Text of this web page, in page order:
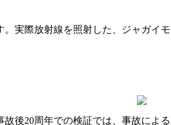
実際放射線を照射した、ジャガイ
後20周年での検証では、事故に